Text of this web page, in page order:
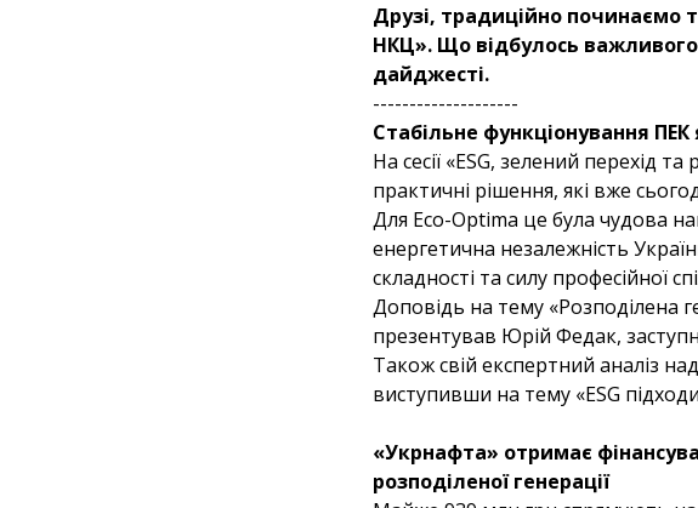
Друзі, традиційно починаємо
НКЦ». Що відбулось
дайджесті.
--------------------
Стабільне функціонування
На сесії «ESG, зелений перехід
практичні рішення, які вже
Для Eco-Optima це була чудова
енергетична незалежність
складності та силу професійної
Доповідь на тему «Розподілена
презентував Юрій Федак,
Також свій експертний аналіз
виступивши на тему «ESG
«Укрнафта» отримає
розподіленої генерації